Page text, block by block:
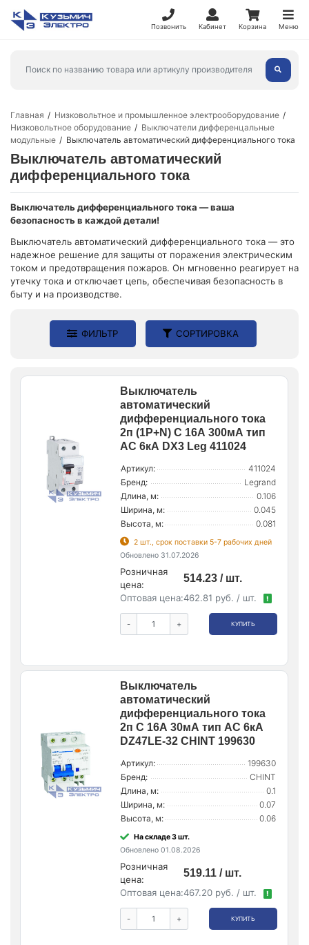
Позвонить Кабинет Корзина Меню
Главная
Низковольтное и промышленное электрооборудование
Низковольтное оборудование
Выключатели дифференцальные
модульные
Выключатель автоматический дифференциального тока
Выключатель автоматический
дифференциального тока
Выключатель дифференциального тока — ваша
безопасность в каждой детали!
Выключатель автоматический дифференциального тока — это
надежное решение для защиты от поражения электрическим
током и предотвращения пожаров. Он мгновенно реагирует на
утечку тока и отключает цепь, обеспечивая безопасность в
быту и на производстве.
ФИЛЬТР СОРТИРОВКА
Выключатель
автоматический
дифференциального тока
2п (1P+N) C 16А 300мА тип
AC 6кА DX3 Leg 411024
Артикул:
411024
Бренд:
Legrand
Длина, м:
0.106
Ширина, м:
0.045
Высота, м:
0.081
2 шт., срок поставки 5-7 рабочих дней
Обновлено 31.07.2026
Розничная
цена:
514.23 / шт.
Оптовая цена:462.81 руб. / шт. !
- + КУПИТЬ
Выключатель
автоматический
дифференциального тока
2п C 16А 30мА тип AC 6кА
DZ47LE-32 CHINT 199630
Артикул:
199630
Бренд:
CHINT
Длина, м:
0.1
Ширина, м:
0.07
Высота, м:
0.06
На складе 3 шт.
Обновлено 01.08.2026
Розничная
цена:
519.11 / шт.
Оптовая цена:467.20 руб. / шт. !
- + КУПИТЬ